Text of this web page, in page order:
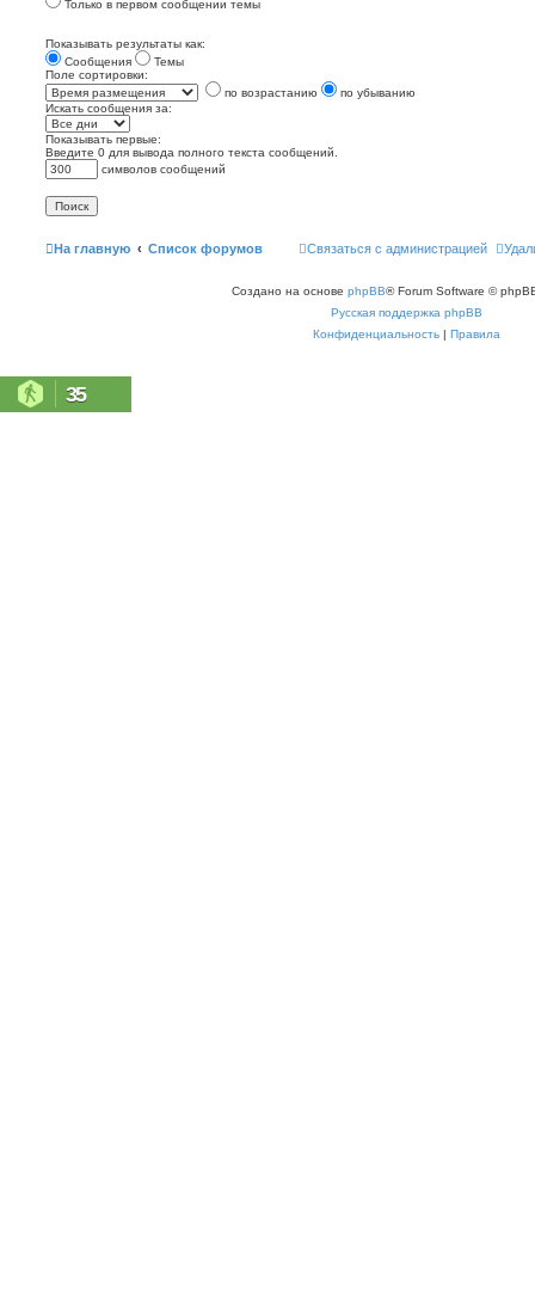
Только в первом сообщении темы
Показывать результаты как:
Сообщения
Темы
Поле сортировки:
по возрастанию
по убыванию
Искать сообщения за:
Показывать первые:
Введите 0 для вывода полного текста сообщений.
символов сообщений
На главную Список форумов Связаться с администрацией
Создано на основе phpBB® Forum Software ©
Русская поддержка phpBB
Конфиденциальность | Правила
35